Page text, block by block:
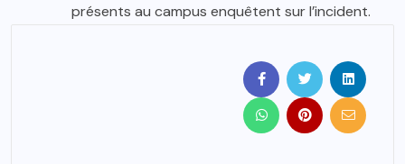
présents au campus enquêtent sur l’incident.